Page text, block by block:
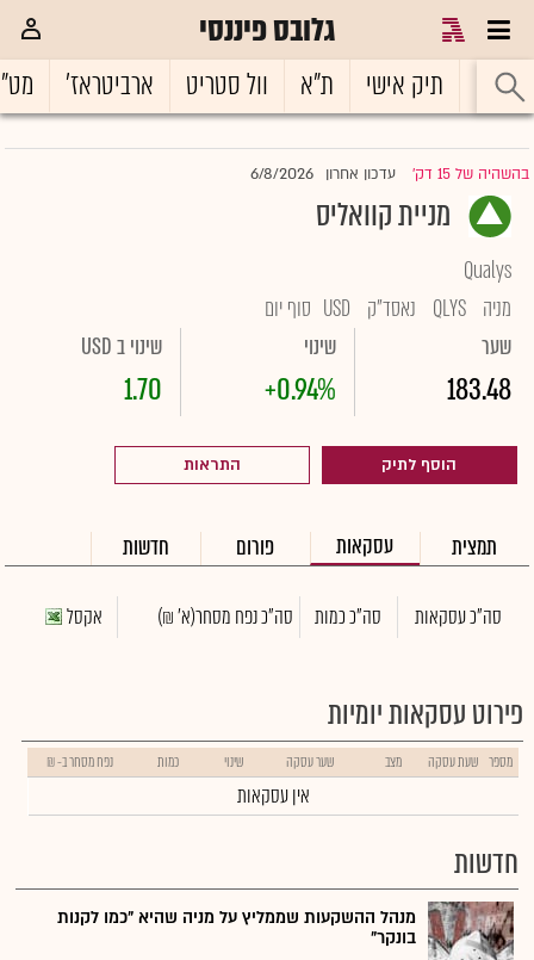
גלובס פיננסי
ראשי תיק אישי ת"א וול סטריט ארביטראז'
בהשהיה של 15 דק' |עדכון אחרון 6/8/2026
מניית קוואליס
Qualys
מניה QLYS נאסד"ק USD סוף יום
שער
183.48
שינוי
+0.94%
שינוי ב USD
1.70
הוסף לתיק התראות
תמצית עסקאות פורום חדשות
סה"כ עסקאות סה"כ כמות סה"כ נפח מסחר(א' ₪) אקסל
פירוט עסקאות יומיות
מספר שעת עסקה מצב שער עסקה שינוי כמות נפח מסחר ב- ₪
אין עסקאות
חדשות
מנהל ההשקעות שממליץ על מניה שהיא "כמו לקנות
בונקר"